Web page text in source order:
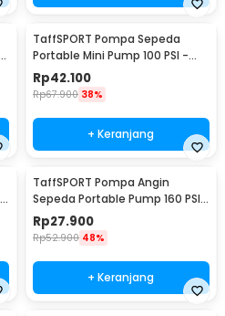
TaffSPORT Pompa Sepeda
Portable Mini Pump 100 PSI -
PP07
Rp42.100
Rp67.900 38%
+ Keranjang
TaffSPORT Pompa Angin
Sepeda Portable Pump 160 PSI
with Gauge - PM55
Rp27.900
Rp52.900 48%
+ Keranjang